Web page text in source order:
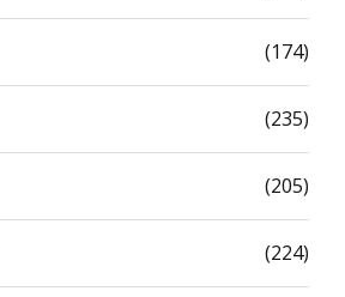
(174)
(235)
(205)
(224)